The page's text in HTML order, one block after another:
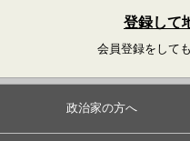
登録して
会員登録をして
政治家の方へ